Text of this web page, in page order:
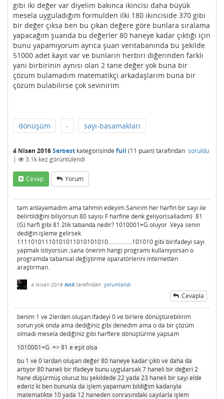
gibi iki değer var diyelim bakınca ikincisi daha büyük
mesela uyguladığım formulden ilki 180 ikinciside 370 gibi
bir değer çıksa ben bu çıkan değere göre bunlara sıralama
yapacağım şuanda bu değerler 80 haneye kadar çıktığı için
bunu yapamıyorum ayrıca şuan veritabanında bu şekilde
51000 adet kayıt var ve bunların herbiri diğerinden farklı
yani birbirinin aynısı olan 2 tane değer yok buna bir
çözüm bulamadım matematikçi arkadaşlarım buna bir
çözüm bulabilirse çok sevinirim.
dönüşüm - sayı-basamakları
4 Nisan 2016Serbest kategorisinde full (11 puan) tarafından soruldu
|
3.1k kez görüntülendi
Cevap Yorum
tam anlayamadım ama tahmin edeyim.Sanırım her harfin bir sayı ile
belirtildiğini biliyorsun 80 sayısı F harfine denk geliyor(salladım) 81
(G) harfi gibi 81 2lik tabanda nedir? 1010001=G oluyor .Veya senın
dediğin işleme gelirsek
11110101110101011010101010................101010 gibi birifadeyi sayı
yapmak istiyorsun ;sana önerim hangi programı kullanıyorsan o
programda tabansal değiştirme oparatörlerini internetten
araştırman.
4 Nisan 2016 Anil tarafından yorumlandı
Cevapla
benim 1 ve 2lerden oluşan ifadeyi 0 ve birlere dönüştürebilirim
sorun yok onda ama dediğiniz gibi denedim ama o da bir çözüm
olmadı mesela dediğiniz gibi harflere dönüştürme yapsam
1010001=G => 81 e eşit olsa
bu 1 ve 0 lardan oluşan değer 80 haneye kadar çıktı ve daha da
artıyor 80 haneli bir ifadeye bunu uygularsak 7 haneli bir değeri 2
hane düşürmüş oluruz bu şekildede 22 yada 23 haneli bir sayı elde
ederiz ki ben bununla da işlem yapamam bildiğim kadarıyla
matematikte 10 yada 12 haneden sonrasındaki sayılarla işlem